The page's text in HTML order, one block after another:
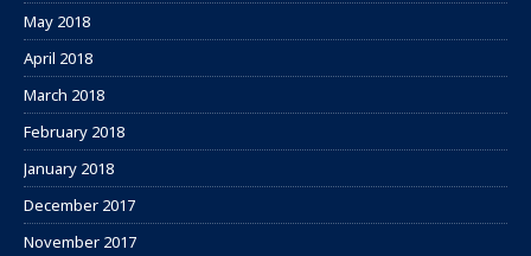
May 2018
April 2018
March 2018
February 2018
January 2018
December 2017
November 2017